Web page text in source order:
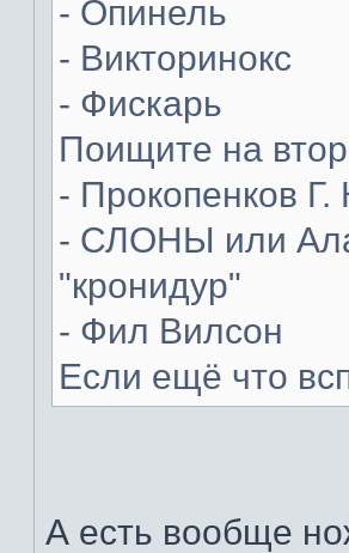
- Опинель
- Викторинокс
- Фискарь
Поищите на
- Прокопенков Г.
- СЛОНЫ или
"кронидур"
- Фил Вилсон
Если ещё что
А есть вообще